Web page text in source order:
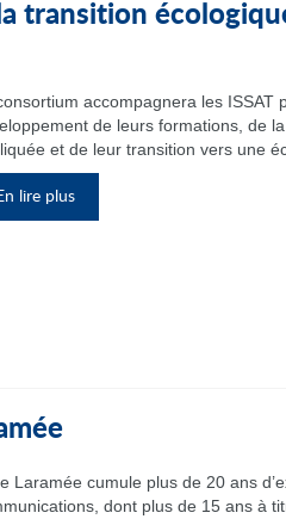
transition
accompagnera les ISSAT
de leurs formations, de
et de leur transition vers une
lire plus
Laramée cumule plus de 20 ans
dont plus de 15 ans à